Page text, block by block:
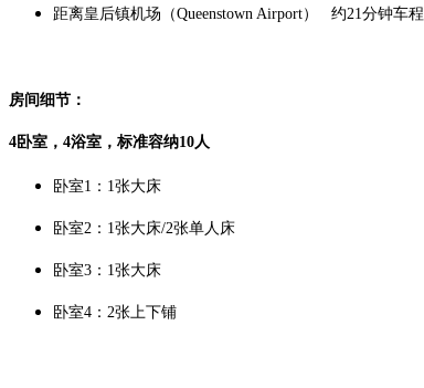
距离皇后镇机场（Queenstown Airport） 约21分钟车程
房间细节：
4卧室，4浴室，标准容纳10人
卧室1：1张大床
卧室2：1张大床/2张单人床
卧室3：1张大床
卧室4：2张上下铺